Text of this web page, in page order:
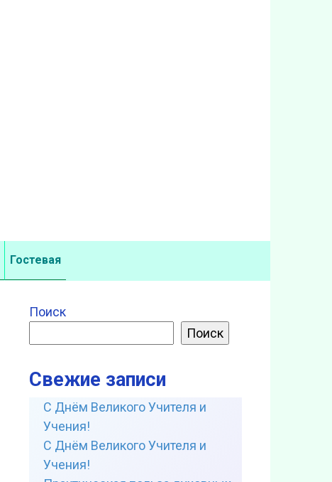
Гостевая
Поиск
Поиск
Свежие записи
С Днём Великого Учителя и
Учения!
С Днём Великого Учителя и
Учения!